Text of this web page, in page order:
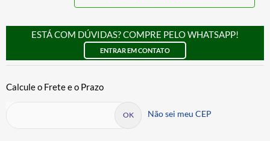
ESTÁ COM DÚVIDAS? COMPRE PELO WHATSAPP!
ENTRAR EM CONTATO
Não sei meu CEP